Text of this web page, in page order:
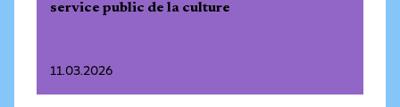
service public de la culture
11.03.2026